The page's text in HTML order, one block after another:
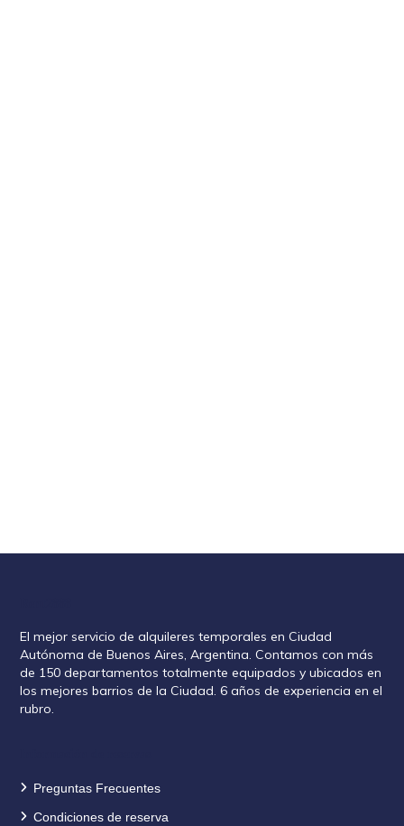
El mejor servicio de alquileres temporales en Ciudad
Autónoma de Buenos Aires, Argentina. Contamos con más
de 150 departamentos totalmente equipados y ubicados en
los mejores barrios de la Ciudad. 6 años de experiencia en el
rubro.
Preguntas Frecuentes
Condiciones de reserva